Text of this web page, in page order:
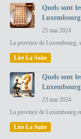
Quels sont
25 mai 2024
La province de Luxembourg,
Lire La Suite
Quels sont
23 mai 2024
La province de Luxembourg
Lire La Suite